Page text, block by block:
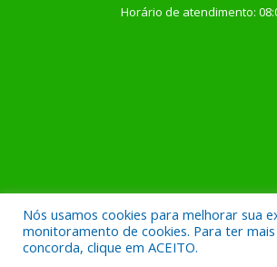
Horário de atendimento:
Todos os direitos
Nós usamos cookies para melhorar sua
monitoramento de cookies. Para ter
concorda, clique em ACEITO.